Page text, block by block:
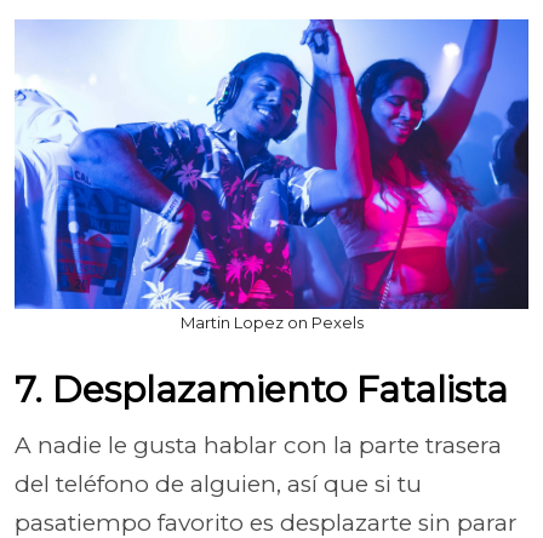
Martin Lopez on Pexels
7. Desplazamiento Fatalista
A nadie le gusta hablar con la parte trasera
del teléfono de alguien, así que si tu
pasatiempo favorito es desplazarte sin parar